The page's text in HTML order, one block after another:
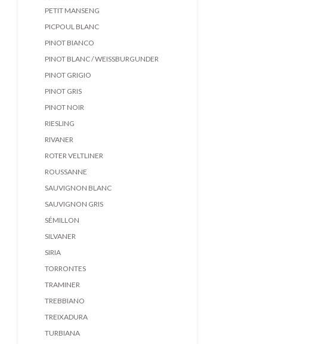
PETIT MANSENG
PICPOUL BLANC
PINOT BIANCO
PINOT BLANC / WEISSBURGUNDER
PINOT GRIGIO
PINOT GRIS
PINOT NOIR
RIESLING
RIVANER
ROTER VELTLINER
ROUSSANNE
SAUVIGNON BLANC
SAUVIGNON GRIS
SÉMILLON
SILVANER
SIRIA
TORRONTES
TRAMINER
TREBBIANO
TREIXADURA
TURBIANA